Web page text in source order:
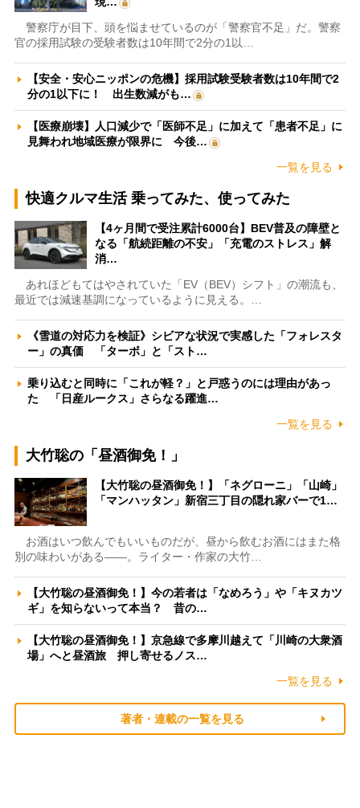
警察庁が目下、頭を悩ませているのが「警察官不足」だ。警察
官の採用試験の受験者数は10年間で2分の1以…
【安全・安心ニッポンの危機】採用試験受験者数は10年間で2
分の1以下に！ 出生数減がも…
【医療崩壊】人口減少で「医師不足」に加えて「患者不足」に
見舞われ地域医療が限界に 今後…
一覧を見る
快適クルマ生活 乗ってみた、使ってみた
【4ヶ月間で受注累計6000台】BEV普及の障壁と
なる「航続距離の不安」「充電のストレス」解
消…
あれほどもてはやされていた「EV（BEV）シフト」の潮流も、
最近では減速基調になっているように見える。…
《雪道の対応力を検証》シビアな状況で実感した「フォレスタ
ー」の真価 「ターボ」と「スト…
乗り込むと同時に「これが軽？」と戸惑うのには理由があっ
た 「日産ルークス」さらなる躍進…
一覧を見る
大竹聡の「昼酒御免！」
【大竹聡の昼酒御免！】「ネグローニ」「山崎」
「マンハッタン」新宿三丁目の隠れ家バーで1…
お酒はいつ飲んでもいいものだが、昼から飲むお酒にはまた格
別の味わいがある――。ライター・作家の大竹…
【大竹聡の昼酒御免！】今の若者は「なめろう」や「キヌカツ
ギ」を知らないって本当？ 昔の…
【大竹聡の昼酒御免！】京急線で多摩川越えて「川崎の大衆酒
場」へと昼酒旅 押し寄せるノス…
一覧を見る
著者・連載の一覧を見る